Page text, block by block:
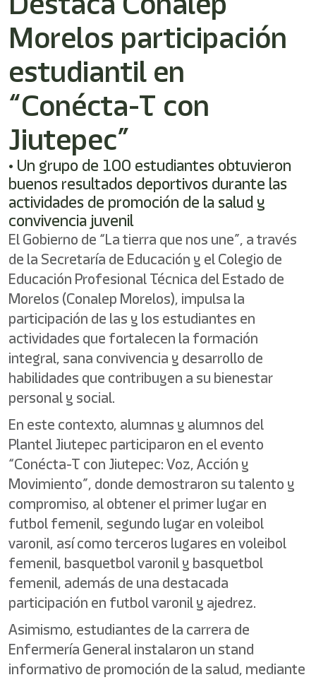
Este
acceso
directo
lector
de
pantalla
para
ayudarle
navegar
interactuar
contenido.
Morelos participación
estudiantil en
“Conécta-T con
Jiutepec”
• Un grupo de 100 estudiantes obtuvieron
buenos resultados deportivos durante las
actividades de promoción de la salud y
convivencia juvenil
El Gobierno de “La tierra que nos une”, a través
de la Secretaría de Educación y el Colegio de
Educación Profesional Técnica del Estado de
Morelos (Conalep Morelos), impulsa la
participación de las y los estudiantes en
actividades que fortalecen la formación
integral, sana convivencia y desarrollo de
habilidades que contribuyen a su bienestar
personal y social.
En este contexto, alumnas y alumnos del
Plantel Jiutepec participaron en el evento
“Conécta-T con Jiutepec: Voz, Acción y
Movimiento”, donde demostraron su talento y
compromiso, al obtener el primer lugar en
futbol femenil, segundo lugar en voleibol
varonil, así como terceros lugares en voleibol
femenil, basquetbol varonil y basquetbol
femenil, además de una destacada
participación en futbol varonil y ajedrez.
Asimismo, estudiantes de la carrera de
Enfermería General instalaron un stand
informativo de promoción de la salud, mediante